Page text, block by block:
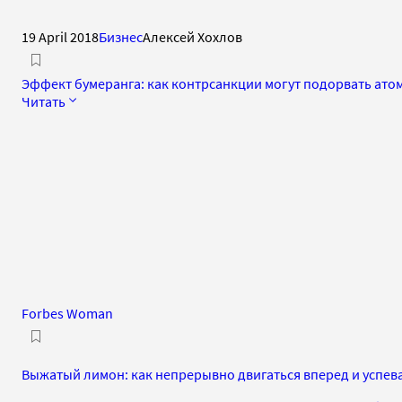
19 April 2018БизнесАлексей Хохлов
Эффект бумеранга: как контрсанкции могут подорвать
Читать
Forbes Woman
Выжатый лимон: как непрерывно двигаться вперед и